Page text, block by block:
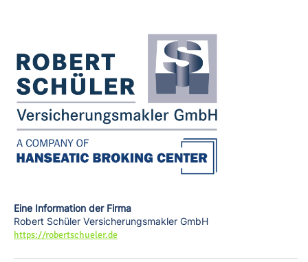
Eine Information der Firma
Robert Schüler Versicherungsmakler GmbH
https://robertschueler.de